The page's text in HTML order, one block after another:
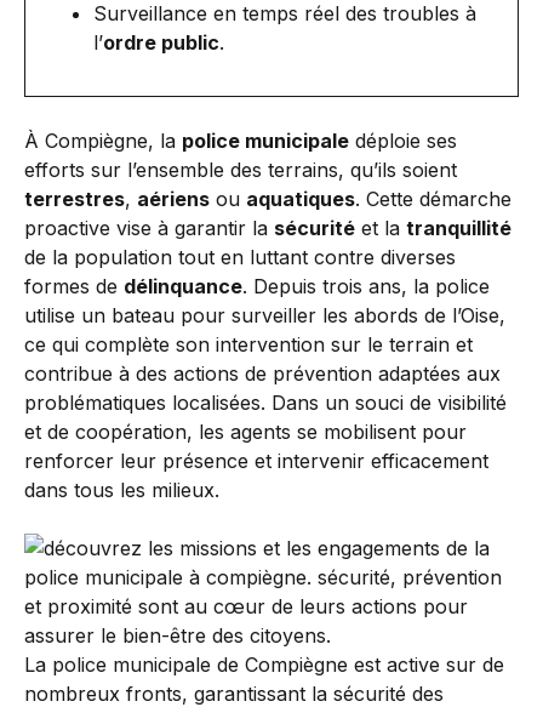
Surveillance en temps réel des troubles à
l’ordre public.
À Compiègne, la police municipale déploie ses
efforts sur l’ensemble des terrains, qu’ils soient
terrestres, aériens ou aquatiques. Cette démarche
proactive vise à garantir la sécurité et la tranquillité
de la population tout en luttant contre diverses
formes de délinquance. Depuis trois ans, la police
utilise un bateau pour surveiller les abords de l’Oise,
ce qui complète son intervention sur le terrain et
contribue à des actions de prévention adaptées aux
problématiques localisées. Dans un souci de visibilité
et de coopération, les agents se mobilisent pour
renforcer leur présence et intervenir efficacement
dans tous les milieux.
La police municipale de Compiègne est active sur de
nombreux fronts, garantissant la sécurité des